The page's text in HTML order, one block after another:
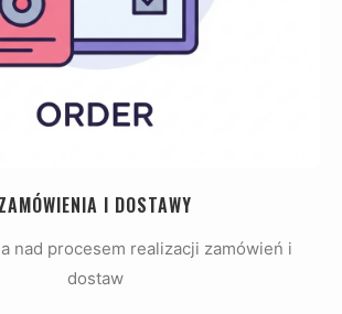
ZAMÓWIENIA I DOSTAWY
nad procesem realizacji zamówień i
dostaw